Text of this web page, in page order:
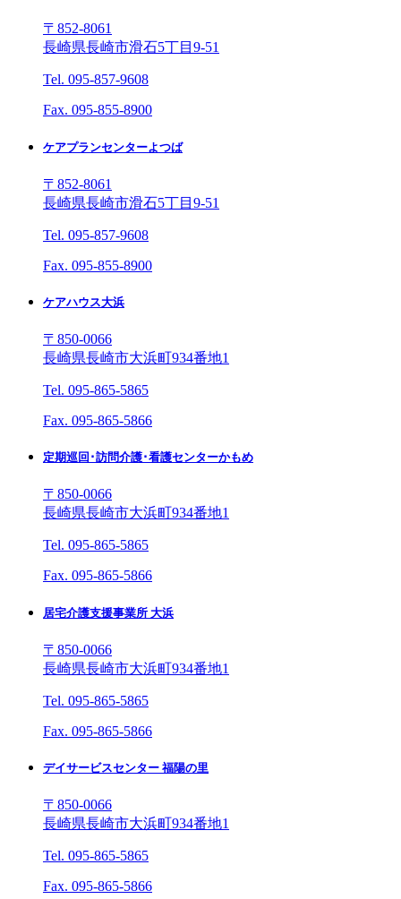
〒852-8061
長崎県長崎市滑石5丁目9-51
Tel. 095-857-9608
Fax. 095-855-8900
ケアプランセンターよつば
〒852-8061
長崎県長崎市滑石5丁目9-51
Tel. 095-857-9608
Fax. 095-855-8900
ケアハウス大浜
〒850-0066
長崎県長崎市大浜町934番地1
Tel. 095-865-5865
Fax. 095-865-5866
定期巡回･訪問介護･看護センターかもめ
〒850-0066
長崎県長崎市大浜町934番地1
Tel. 095-865-5865
Fax. 095-865-5866
居宅介護支援事業所 大浜
〒850-0066
長崎県長崎市大浜町934番地1
Tel. 095-865-5865
Fax. 095-865-5866
デイサービスセンター 福陽の里
〒850-0066
長崎県長崎市大浜町934番地1
Tel. 095-865-5865
Fax. 095-865-5866